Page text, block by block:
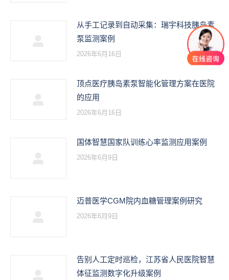
从手工记录到自动采集：瑞宇科技胰岛素
泵监测案例
2026年6月16日
顶点医疗胰岛素泵智能化管理方案在医院
的应用
2026年6月16日
国体智慧国家队训练心率监测应用案例
2026年6月9日
迈普医学CGM院内血糖管理案例研究
2026年6月9日
告别人工定时巡检，江苏省人民医院智慧
体征监测数字化升级案例